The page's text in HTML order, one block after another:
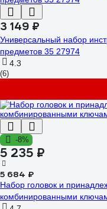
3 149 ₽
Универсальный набор
предметов 35 27974
4.3
(6)
-8%
5 235 ₽
5 684 ₽
Набор головок и
комбинированными